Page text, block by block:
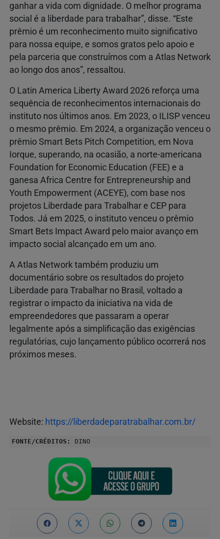
ganhar a vida com dignidade. O melhor programa
social é a liberdade para trabalhar”, disse. “Este
prêmio é um reconhecimento muito significativo
para nossa equipe, e somos gratos pelo apoio e
pela parceria que construímos com a Atlas Network
ao longo dos anos”, ressaltou.
O Latin America Liberty Award 2026 reforça uma
sequência de reconhecimentos internacionais do
instituto nos últimos anos. Em 2023, o ILISP venceu
o mesmo prêmio. Em 2024, a organização venceu o
prêmio Smart Bets Pitch Competition, em Nova
Iorque, superando, na ocasião, a norte-americana
Foundation for Economic Education (FEE) e a
ganesa Africa Centre for Entrepreneurship and
Youth Empowerment (ACEYE), com base nos
projetos Liberdade para Trabalhar e CEP para
Todos. Já em 2025, o instituto venceu o prêmio
Smart Bets Impact Award pelo maior avanço em
impacto social alcançado em um ano.
A Atlas Network também produziu um
documentário sobre os resultados do projeto
Liberdade para Trabalhar no Brasil, voltado a
registrar o impacto da iniciativa na vida de
empreendedores que passaram a operar
legalmente após a simplificação das exigências
regulatórias, cujo lançamento público ocorrerá nos
próximos meses.
Website: https://liberdadeparatrabalhar.com.br/
FONTE/CRÉDITOS: DINO